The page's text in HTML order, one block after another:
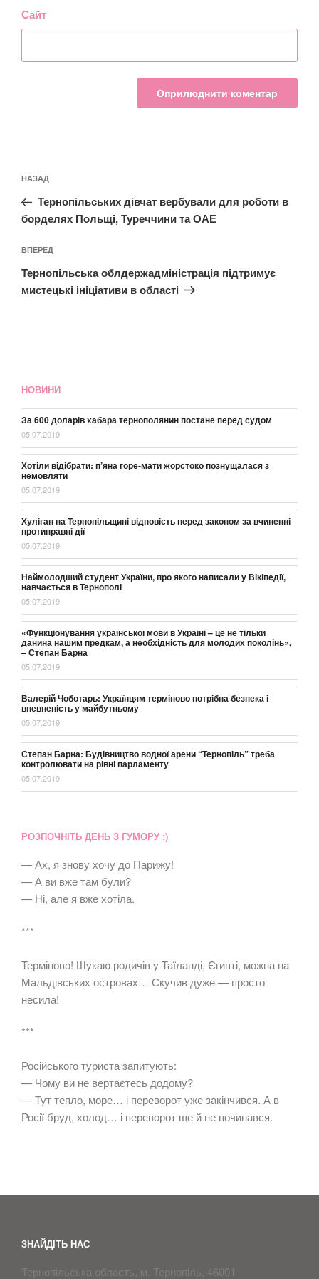
Сайт
записів
Попередній
запис:
НАЗАД
Тернопільських дівчат вербували для роботи в
борделях Польщі, Туреччини та ОАЕ
Наступний
запис
ВПЕРЕД
Тернопільська облдержадміністрація підтримує
мистецькі ініціативи в області
НОВИНИ
За 600 доларів хабара тернополянин постане перед судом
05.07.2019
Хотіли відібрати: п’яна горе-мати жорстоко познущалася з
немовляти
05.07.2019
Хуліган на Тернопільщині відповість перед законом за вчиненні
протиправні дії
05.07.2019
Наймолодший студент України, про якого написали у Вікіпедії,
навчається в Тернополі
05.07.2019
«Функціонування української мови в Україні – це не тільки
данина нашим предкам, а необхідність для молодих поколінь»,
– Степан Барна
05.07.2019
Валерій Чоботарь: Українцям терміново потрібна безпека і
впевненість у майбутньому
05.07.2019
Степан Барна: Будівництво водної арени “Тернопіль” треба
контролювати на рівні парламенту
05.07.2019
РОЗПОЧНІТЬ ДЕНЬ З ГУМОРУ :)
— Ах, я знову хочу до Парижу!
— А ви вже там були?
— Ні, але я вже хотіла.
***
Терміново! Шукаю родичів у Таїланді, Єгипті, можна на
Мальдівських островах… Скучив дуже — просто
несила!
***
Російського туриста запитують:
— Чому ви не вертаєтесь додому?
— Тут тепло, море… і переворот уже закінчився. А в
Росії бруд, холод… і переворот ще й не починався.
ЗНАЙДІТЬ НАС
Тернопільська область, м. Тернопіль, 46001